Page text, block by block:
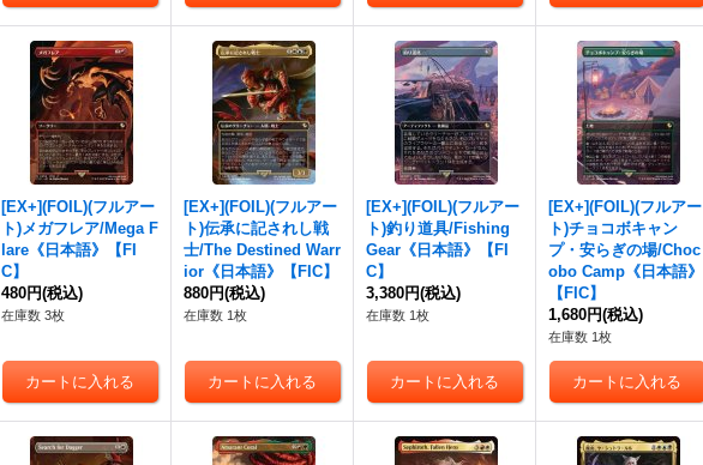
[EX+](FOIL)(フルアー
ト)メガフレア/Mega F
lare《日本語》【FI
C】
480円(税込)
在庫数 3枚
[EX+](FOIL)(フルアー
ト)伝承に記されし戦
士/The Destined Warr
ior《日本語》【FIC】
880円(税込)
在庫数 1枚
[EX+](FOIL)(フルアー
ト)釣り道具/Fishing
Gear《日本語》【FI
C】
3,380円(税込)
在庫数 1枚
[EX+](FOIL)(フルアー
ト)チョコボキャン
プ・安らぎの場/Choc
obo Camp《日本語》
【FIC】
1,680円(税込)
在庫数 1枚